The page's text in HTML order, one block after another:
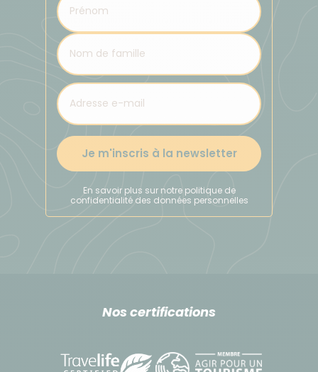
Je m'inscris à la newsletter
En savoir plus sur notre politique de
confidentialité des données personnelles
Nos certifications